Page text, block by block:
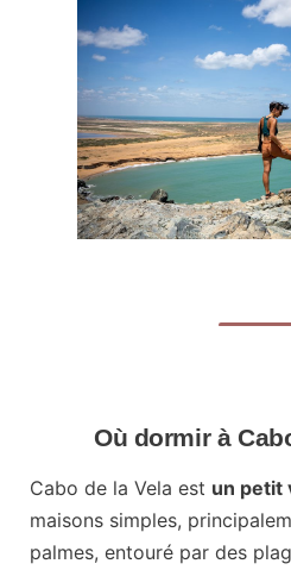
Où dormir à
Cabo de la Vela est un petit
maisons simples,
palmes, entouré par des